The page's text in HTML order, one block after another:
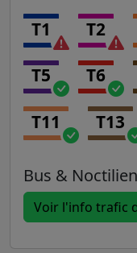
T1 T2
T5 T6
T11 T13
Bus & Noctilien
Voir l'info trafic